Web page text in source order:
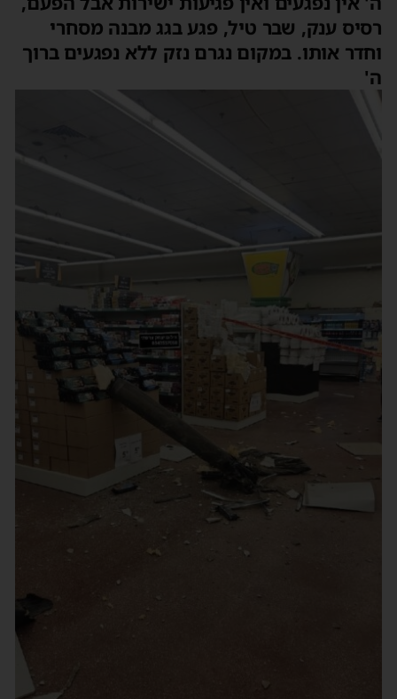
רסיס ענק, שבר טיל, פגע בגג מבנה מסחרי
וחדר אותו. במקום נגרם נזק ללא נפגעים ברוך
ה'